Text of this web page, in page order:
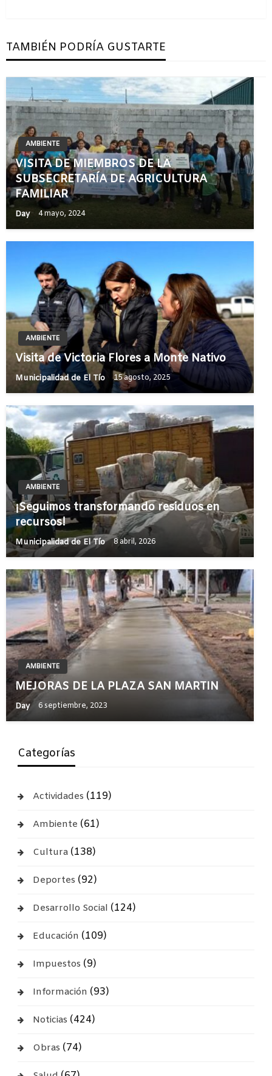
TAMBIÉN PODRÍA GUSTARTE
AMBIENTE
VISITA DE MIEMBROS DE LA
SUBSECRETARÍA DE AGRICULTURA
FAMILIAR
Day 4 mayo, 2024
AMBIENTE
Visita de Victoria Flores a Monte Nativo
Municipalidad de El Tío 15 agosto, 2025
AMBIENTE
¡Seguimos transformando residuos en
recursos!
Municipalidad de El Tío 8 abril, 2026
AMBIENTE
MEJORAS DE LA PLAZA SAN MARTIN
Day 6 septiembre, 2023
Categorías
Actividades (119)
Ambiente (61)
Cultura(138)
Deportes (92)
Desarrollo Social (124)
Educación (109)
Impuestos (9)
Información (93)
Noticias (424)
Obras (74)